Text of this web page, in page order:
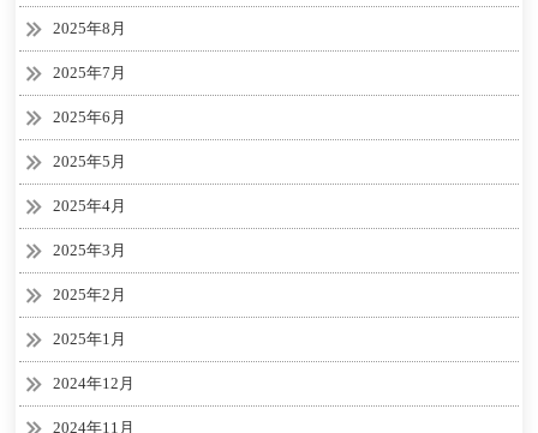
2025年8月
2025年7月
2025年6月
2025年5月
2025年4月
2025年3月
2025年2月
2025年1月
2024年12月
2024年11月